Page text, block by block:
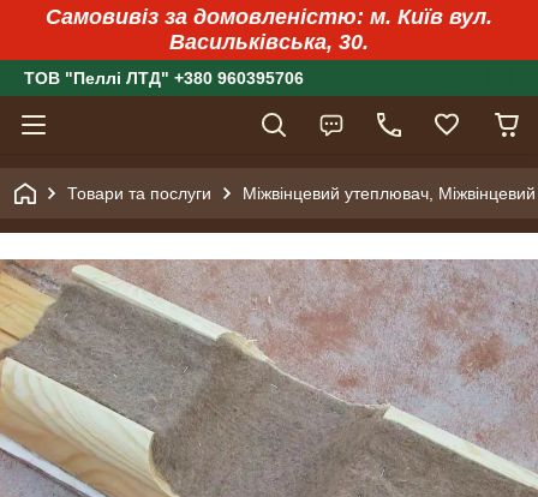
Самовивіз за домовленістю: м. Київ вул.
Васильківська, 30.
ТОВ "Пеллі ЛТД" +380 960395706
Товари та послуги Міжвінцевий утеплювач,